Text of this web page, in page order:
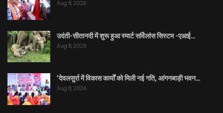
Aug 8, 2026
उदंती-सीतानदी में शुरू हुआ स्मार्ट सर्विलांस सिस्टम -एआई…
Aug 8, 2026
’देवलसुर्रा में विकास कार्यों को मिली नई गति, आंगनबाड़ी भवन…
Aug 8, 2026